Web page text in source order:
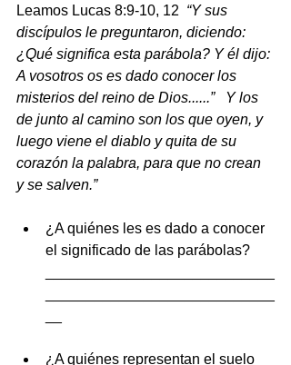
Leamos Lucas 8:9-10, 12 “Y sus
discípulos le preguntaron, diciendo:
¿Qué significa esta parábola? Y él dijo:
A vosotros os es dado conocer los
misterios del reino de Dios......”   Y los
de junto al camino son los que oyen, y
luego viene el diablo y quita de su
corazón la palabra, para que no crean
y se salven.”
¿A quiénes les es dado a conocer
el significado de las parábolas?
¿A quiénes representan el suelo